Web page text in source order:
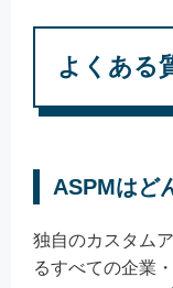
よくある
ASPMはど
独自のカスタム
るすべての企業